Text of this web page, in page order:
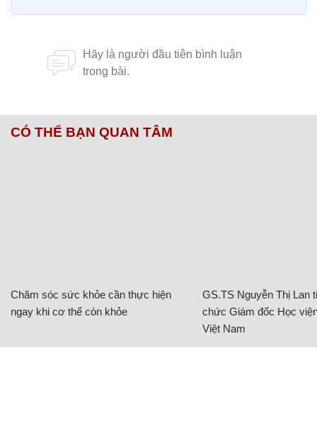
CÓ THỂ BẠN QUAN TÂM
Chăm sóc sức khỏe cần thực hiện
ngay khi cơ thể còn khỏe
GS.TS Nguyễn Thị Lan
chức Giám đốc Học
Việt Nam